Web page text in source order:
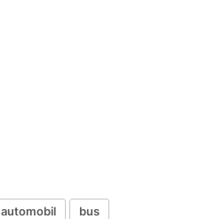
automobil
bus